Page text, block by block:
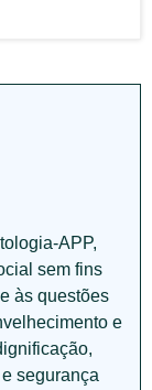
APP,
sem fins
às questões
e
segurança